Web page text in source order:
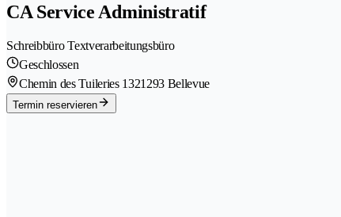
CA Service Administratif
Schreibbüro Textverarbeitungsbüro
Geschlossen
Chemin des Tuileries 1321293 Bellevue
Termin reservieren